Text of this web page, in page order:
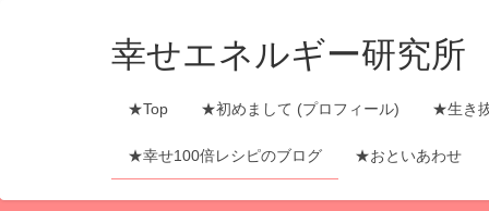
幸せエネルギー研究所
★Top ★初めまして (プロフィール) ★生き
★幸せ100倍レシピのブログ ★おといあわせ